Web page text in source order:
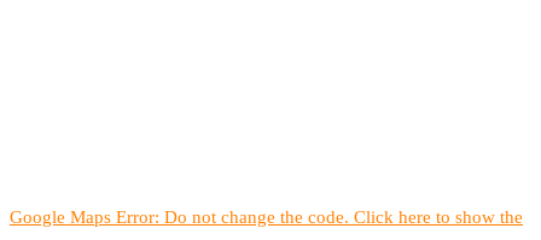
Google Maps Error: Do not change the code. Click here to show the